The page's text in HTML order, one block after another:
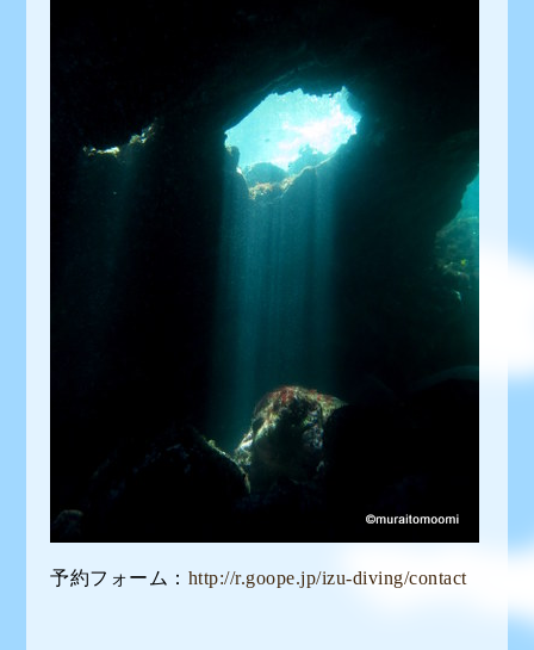
予約フォーム： http://r.goope.jp/izu-diving/contact